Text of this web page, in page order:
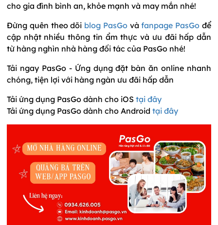
cho gia đình bình an, khỏe mạnh và may mắn nhé!
Đừng quên theo dõi blog PasGovàfanpage PasGo để
cập nhật nhiều thông tin ẩm thực và ưu đãi hấp dẫn
từ hàng nghìn nhà hàng đối tác của PasGo nhé!
Tải ngay PasGo - Ứng dụng đặt bàn ăn online nhanh
chóng, tiện lợi với hàng ngàn ưu đãi hấp dẫn
Tải ứng dụng PasGo dành cho iOS tại đây
Tải ứng dụng PasGo dành cho Android tại đây